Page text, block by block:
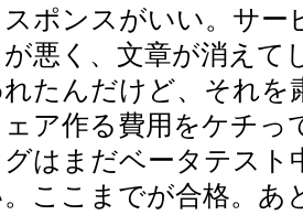
スポンスがいい。サー
が悪く、文章が消え
たんだけど、それを
ェア作る費用をケチ
グはまだベータテス
。ここまでが合格。あ